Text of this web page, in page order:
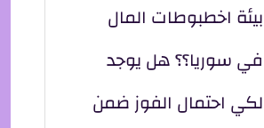
بيئة اخطبوطات المال
في سوريا؟؟ هل يوجد
لكي احتمال الفوز ضمن